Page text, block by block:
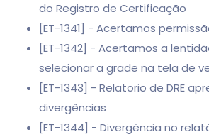
do Registro de Certificação
[ET-1341] - Acertamos
[ET-1342] - Acertamos a
selecionar a grade na tela de
[ET-1343] - Relatorio de DRE
divergências
[ET-1344] - Divergência no